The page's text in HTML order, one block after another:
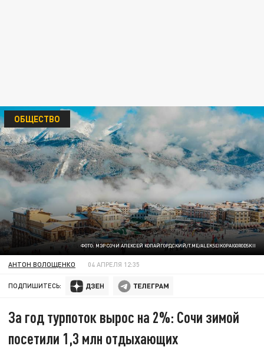
ФОТО: МЭР СОЧИ АЛЕКСЕЙ КОПАЙГОРДСКИЙ/T.ME/ALEKSEIKOPAIGORODSKII
ОБЩЕСТВО
АНТОН ВОЛОЩЕНКО 04 АПРЕЛЯ 12:35
ПОДПИШИТЕСЬ:
За год турпоток вырос на 2%: Сочи зимой
посетили 1,3 млн отдыхающих